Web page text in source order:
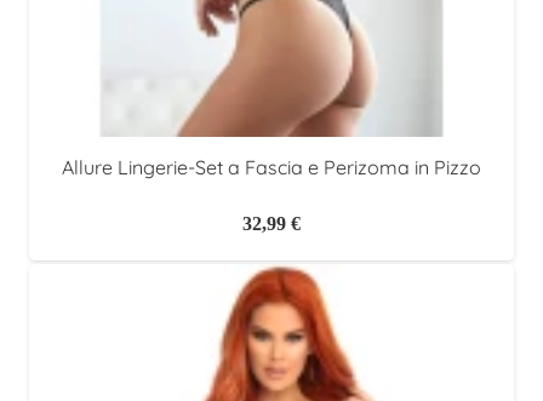
Allure Lingerie-Set a Fascia e Perizoma in Pizzo
32,99 €